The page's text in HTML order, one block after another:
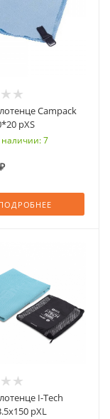
Campack
рXS
наличии: 7
I-Tech
рXL